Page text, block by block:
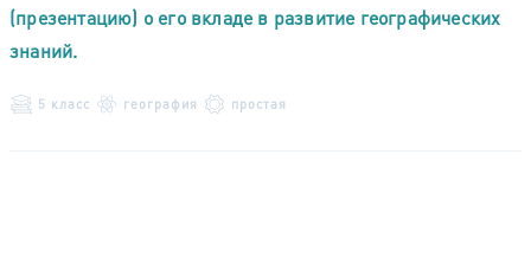
(презентацию) о его вкладе в развитие географических
знаний.
5 класс география простая